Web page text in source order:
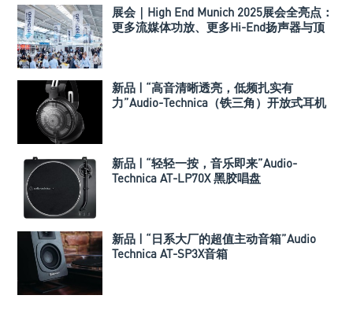
展会｜High End Munich 2025展会全亮点：
更多流媒体功放、更多Hi-End扬声器与顶
新品 | “高音清晰透亮，低频扎实有
力”Audio-Technica（铁三角）开放式耳机
新品 | “轻轻一按，音乐即来”Audio-
Technica AT-LP70X 黑胶唱盘
新品 | “日系大厂的超值主动音箱”Audio
Technica AT-SP3X音箱